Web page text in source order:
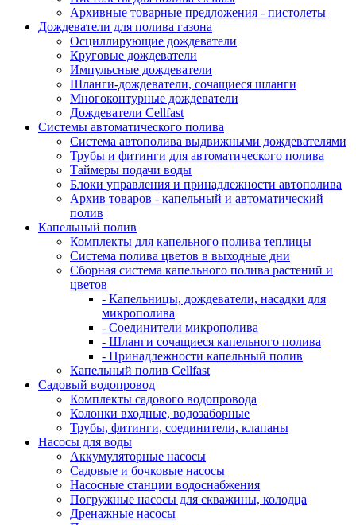
Архивные товарные предложения - пистолеты
Дождеватели для полива газона
Осциллирующие дождеватели
Круговые дождеватели
Импульсные дождеватели
Шланги-дождеватели, сочащиеся шланги
Многоконтурные дождеватели
Дождеватели Cellfast
Системы автоматического полива
Система автополива выдвижными дождевателями
Трубы и фитинги для автоматического полива
Таймеры подачи воды
Блоки управления и принадлежности автополива
Архив товаров - капельный и автоматический
полив
Капельный полив
Комплекты для капельного полива теплицы
Система полива цветов в выходные дни
Сборная система капельного полива растений и
цветов
- Капельницы, дождеватели, насадки для
микрополива
- Соединители микрополива
- Шланги сочащиеся капельного полива
- Принадлежности капельный полив
Капельный полив Cellfast
Садовый водопровод
Комплекты садового водопровода
Колонки входные, водозаборные
Трубы, фитинги, соединители, клапаны
Насосы для воды
Аккумуляторные насосы
Садовые и бочковые насосы
Насосные станции водоснабжения
Погружные насосы для скважины, колодца
Дренажные насосы